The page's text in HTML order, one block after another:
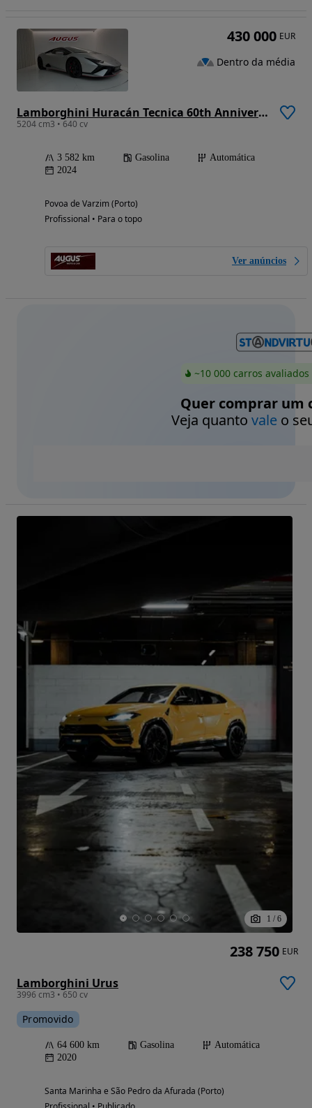
Lamborghini Huracán Tecnica 60th Anniversary
5204 cm3 • 640 cv
3 582 km Gasolina
Automática
2024
Povoa de Varzim (Porto)
Profissional • Para o topo
Ver anúncios
430 000 EUR
Dentro da média
~10 000 carros
Quer comprar um
Veja quanto valeo
1 / 6
Lamborghini Urus
3996 cm3 • 650 cv
Promovido
64 600 km Gasolina
Automática
2020
Santa Marinha e São Pedro da Afurada (Porto)
238 750 EUR